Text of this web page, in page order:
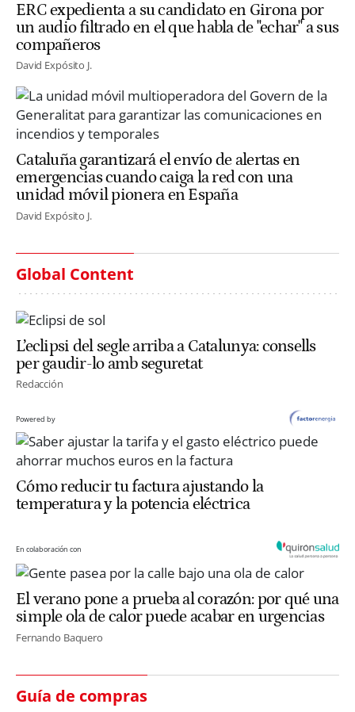
ERC expedienta a su candidato en Girona por
un audio filtrado en el que habla de "echar" a sus
compañeros
David Expósito J.
Cataluña garantizará el envío de alertas en
emergencias cuando caiga la red con una
unidad móvil pionera en España
David Expósito J.
Global Content
L’eclipsi del segle arriba a Catalunya: consells
per gaudir-lo amb seguretat
Redacción
Powered by
Cómo reducir tu factura ajustando la
temperatura y la potencia eléctrica
En colaboración con
El verano pone a prueba al corazón: por qué una
simple ola de calor puede acabar en urgencias
Fernando Baquero
Guía de compras